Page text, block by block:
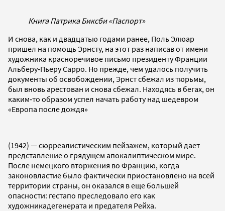
Книга Патрика Биксби «Паспорт»
И снова, как и двадцатью годами ранее, Поль Элюар
пришел на помощь Эрнсту, на этот раз написав от имени
художника красноречивое письмо президенту Франции
Альберу‐Пьеру Сарро. Но прежде, чем удалось получить
документы об освобождении, Эрнст сбежал из тюрьмы,
был вновь арестован и снова сбежал. Находясь в бегах, он
каким‐то образом успел начать работу над шедевром
«Европа после дождя»
(1942) — сюрреалистическим пейзажем, который дает
представление о грядущем апокалиптическом мире.
После немецкого вторжения во Францию, когда
законовластие было фактически приостановлено на всей
территории страны, он оказался в еще большей
опасности: гестапо преследовало его как
художникадегенерата и предателя Рейха.